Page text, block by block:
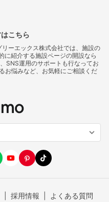
こちら
ーエックス株式会社では、施設の
に紹介する施設ページの開設なら
SNS運用のサポートも行なってお
お悩みなど、お気軽にご相談くだ
採用情報 よくある質問